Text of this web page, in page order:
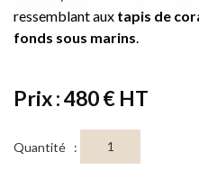
ressemblant aux tapis de
fonds sous marins.
Prix : 480 € HT
Quantité :